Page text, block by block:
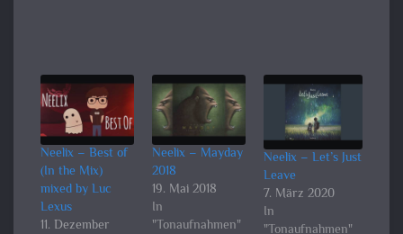
Neelix – Best of
(In the Mix)
mixed by Luc
Lexus
11. Dezember
Neelix – Mayday
2018
19. Mai 2018
In
"Tonaufnahmen"
Neelix – Let’s Just
Leave
7. März 2020
In
"Tonaufnahmen"